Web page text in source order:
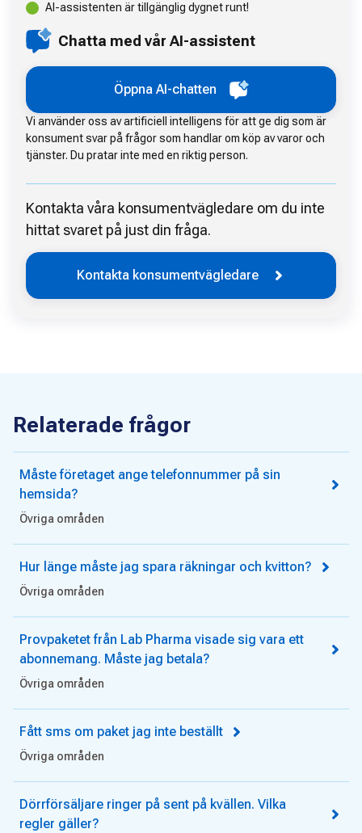
AI-assistenten är tillgänglig dygnet runt!
Chatta med vår AI-assistent
Öppna AI-chatten
Vi använder oss av artificiell intelligens för att ge dig som är
konsument svar på frågor som handlar om köp av varor och
tjänster. Du pratar inte med en riktig person.
Kontakta våra konsumentvägledare om du inte
hittat svaret på just din fråga.
Kontakta konsumentvägledare
Relaterade frågor
Måste företaget ange telefonnummer på sin
hemsida?
Övriga områden
Hur länge måste jag spara räkningar och kvitton?
Övriga områden
Provpaketet från Lab Pharma visade sig vara ett
abonnemang. Måste jag betala?
Övriga områden
Fått sms om paket jag inte beställt
Övriga områden
Dörrförsäljare ringer på sent på kvällen. Vilka
regler gäller?